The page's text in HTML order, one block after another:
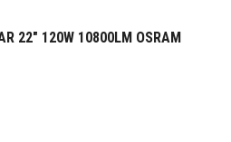
22" 120W 10800LM OSRAM